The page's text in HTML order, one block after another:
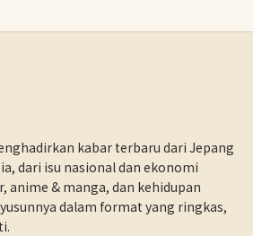
kabar terbaru dari Jepang
dari isu nasional dan ekonomi
anime & manga, dan kehidupan
dalam format yang ringkas,